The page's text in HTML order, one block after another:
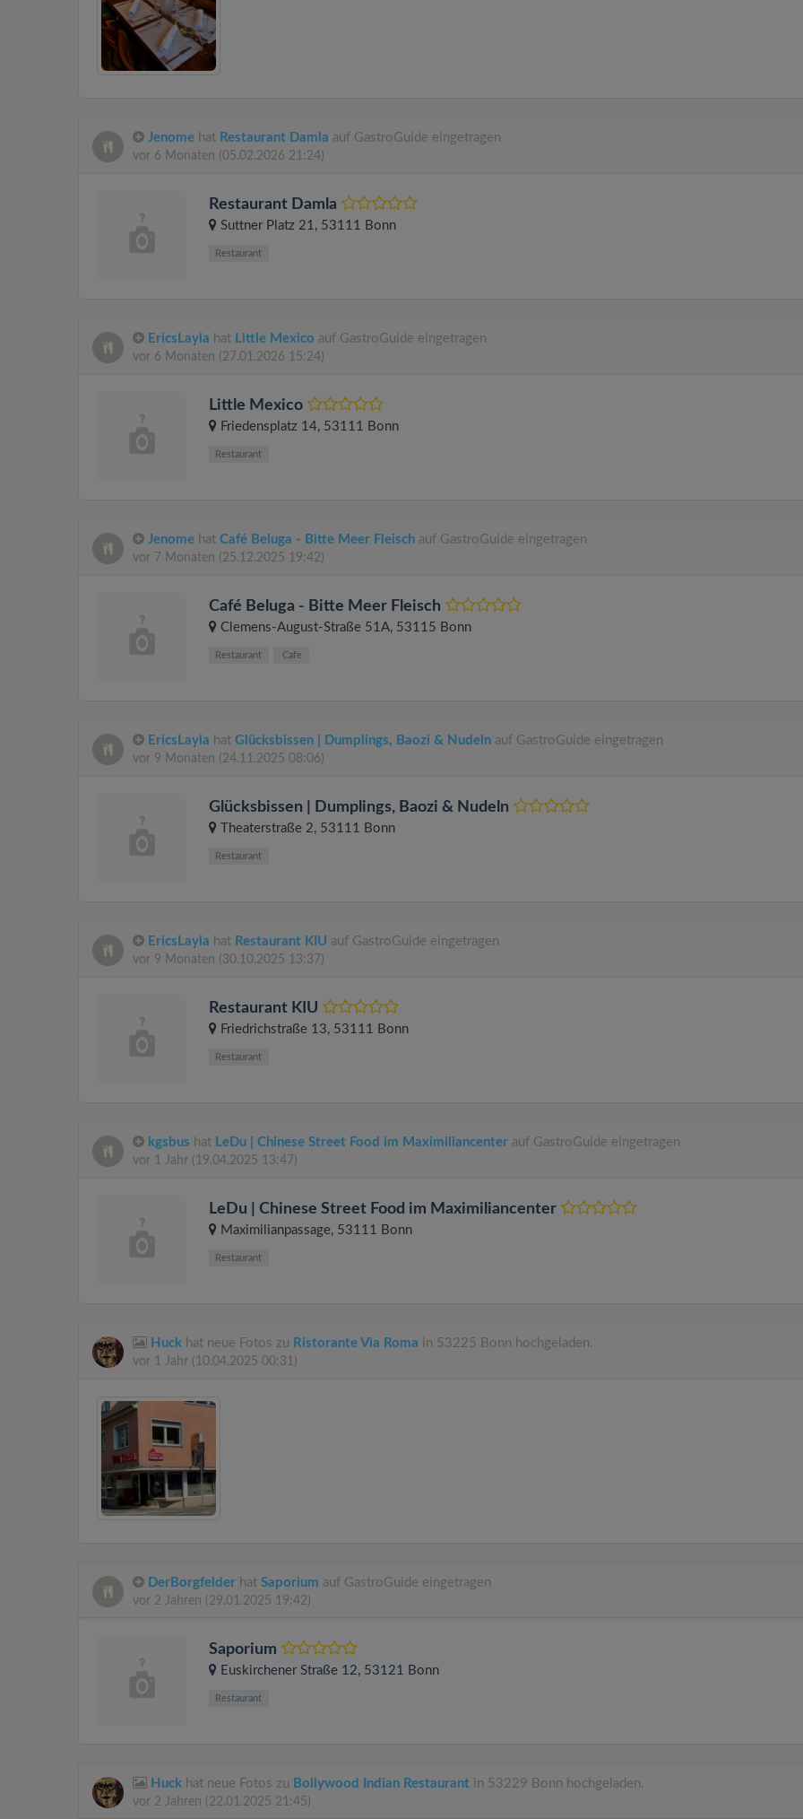
Jenome hat Restaurant Damla auf GastroGuide eingetragen
vor 6 Monaten (05.02.2026 21:24)
Restaurant Damla
Suttner Platz 21 , 53111 Bonn
Restaurant
EricsLayla hat Little Mexico auf GastroGuide eingetragen
vor 6 Monaten (27.01.2026 15:24)
Little Mexico
Friedensplatz 14, 53111 Bonn
Restaurant
Jenome hat Café Beluga - Bitte Meer Fleisch auf GastroGuide eingetragen
vor 7 Monaten (25.12.2025 19:42)
Café Beluga - Bitte Meer Fleisch
Clemens-August-Straße 51A, 53115 Bonn
Restaurant Cafe
EricsLayla hat Glücksbissen | Dumplings, Baozi & Nudeln auf GastroGuide eingetragen
vor 9 Monaten (24.11.2025 08:06)
Glücksbissen | Dumplings, Baozi & Nudeln
Theaterstraße 2, 53111 Bonn
Restaurant
EricsLayla hat Restaurant KIU auf GastroGuide eingetragen
vor 9 Monaten (30.10.2025 13:37)
Restaurant KIU
Friedrichstraße 13, 53111 Bonn
Restaurant
kgsbus hat LeDu | Chinese Street Food im Maximiliancenter auf GastroGuide eingetragen
vor 1 Jahr (19.04.2025 13:47)
LeDu | Chinese Street Food im Maximiliancenter
Maximilianpassage, 53111 Bonn
Restaurant
Huck hat neue Fotos zu Ristorante Via Roma in 53225 Bonn hochgeladen.
vor 1 Jahr (10.04.2025 00:31)
DerBorgfelder hat Saporium auf GastroGuide eingetragen
vor 2 Jahren (29.01.2025 19:42)
Saporium
Euskirchener Straße 12, 53121 Bonn
Restaurant
Huck hat neue Fotos zu Bollywood Indian Restaurant in 53229 Bonn hochgeladen.
vor 2 Jahren (22.01.2025 21:45)